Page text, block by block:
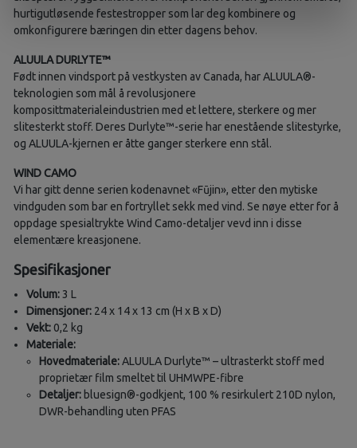
hurtigutløsende festestropper som lar deg kombinere og
omkonfigurere bæringen din etter dagens behov.
ALUULA DURLYTE™
Født innen vindsport på vestkysten av Canada, har ALUULA®-
teknologien som mål å revolusjonere
komposittmaterialeindustrien med et lettere, sterkere og mer
slitesterkt stoff. Deres Durlyte™-serie har enestående slitestyrke,
og ALUULA-kjernen er åtte ganger sterkere enn stål.
WIND CAMO
Vi har gitt denne serien kodenavnet «Fūjin», etter den mytiske
vindguden som bar en fortryllet sekk med vind. Se nøye etter for å
oppdage spesialtrykte Wind Camo-detaljer vevd inn i disse
elementære kreasjonene.
Spesifikasjoner
Volum: 3 L
Dimensjoner: 24 x 14 x 13 cm (H x B x D)
Vekt:0,2 kg
Materiale:
Hovedmateriale:ALUULA Durlyte™ – ultrasterkt stoff med
proprietær film smeltet til UHMWPE-fibre
Detaljer: bluesign®-godkjent, 100 % resirkulert 210D nylon,
DWR-behandling uten PFAS